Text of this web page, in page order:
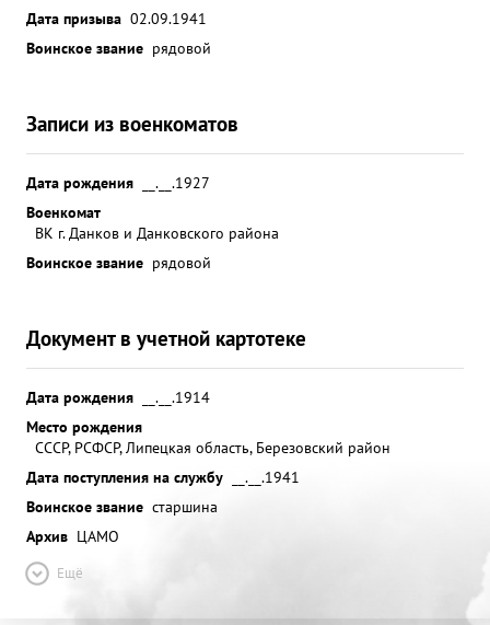
Дата призыва 02.09.1941
Воинское звание рядовой
Записи из военкоматов
Дата рождения
__.__.1927
Военкомат
ВК г. Данков и Данковского района
Воинское звание рядовой
Документ в учетной картотеке
Дата рождения
__.__.1914
Место рождения
СССР, РСФСР, Липецкая область, Березовский район
Дата поступления на службу
__.__.1941
Воинское звание старшина
Архив ЦАМО
Ещё